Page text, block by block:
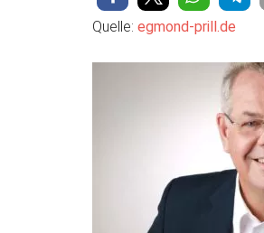
Quelle: egmond-prill.de